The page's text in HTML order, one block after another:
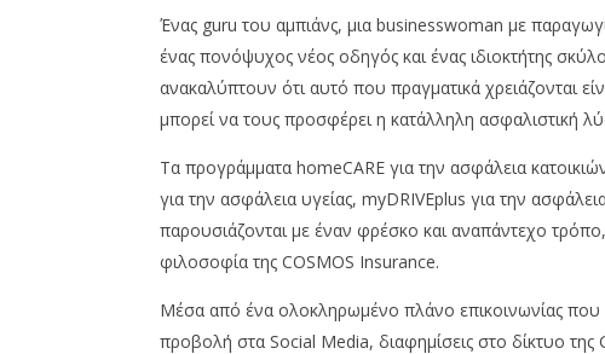
Ιουνίου,
2026
Cyprus
Insurance
Team
Ιουνίου,
2026
Cyprus
Insurance
Team
Ένας guru του αμπιάνς, μια businesswoman με
ένας πονόψυχος νέος οδηγός και ένας ιδιοκτήτης
ανακαλύπτουν ότι αυτό που πραγματικά χρειάζονται
μπορεί να τους προσφέρει η κατάλληλη ασφαλιστική
Τα προγράμματα homeCARE για την ασφάλεια
για την ασφάλεια υγείας, myDRIVEplus για την
παρουσιάζονται με έναν φρέσκο και αναπάντεχο
φιλοσοφία της COSMOS Insurance.
Μέσα από ένα ολοκληρωμένο πλάνο επικοινωνίας
προβολή στα Social Media, διαφημίσεις στο δίκτυο